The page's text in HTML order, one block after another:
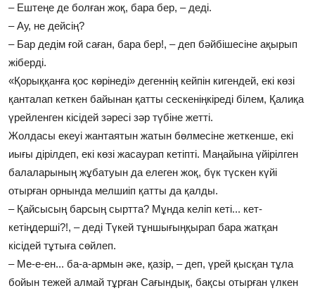
– Ештеңе де болған жоқ, бара бер, – деді.
– Ау, не дейсің?
– Бар дедім ғой саған, бара бер!, – деп бәйбішесіне ақырып
жіберді.
«Қорыққанға қос көрінеді» дегеннің кейпін кигендей, екі көзі
қанталап кеткен байынан қатты сескеніңкіреді білем, Қалиқа
үрейленген кісідей зәресі зәр түбіне жетті.
Жолдасы екеуі жантаятын жатын бөлмесіне жеткенше, екі
иығы дірілдеп, екі көзі жасаурап кетіпті. Маңайына үйірілген
балаларының жұбатуын да елеген жоқ, бүк түскен күйі
отырған орнында мелшиіп қатты да қалды.
– Қайсысың барсың сыртта? Мұнда келіп кеті... кет-
кетіңдерші?!, – деді Түкей тұншығыңқырап бара жатқан
кісідей тұтыға сөйлеп.
– Ме-е-ен... ба-а-армын әке, қазір, – деп, үрей қысқан тұла
бойын тежей алмай тұрған Сағындық, бақсы отырған үлкен